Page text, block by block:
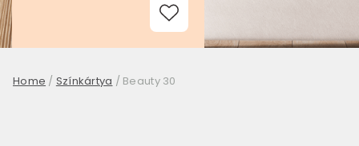
Add to Wishlist
Home / Színkártya / Beauty 30